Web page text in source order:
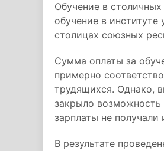
Обучение в
обучение в
столицах союзных
Сумма оплаты за
примерно
трудящихся. Однако,
закрыло возможность
зарплаты не получали
В результате